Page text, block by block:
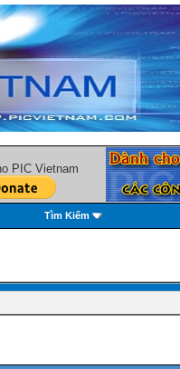
PIC Vietnam
Tìm Kiếm